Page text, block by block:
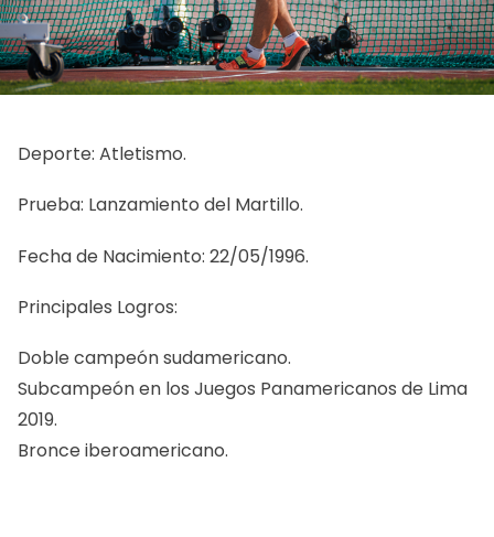
Deporte: Atletismo.
Prueba: Lanzamiento del Martillo.
Fecha de Nacimiento: 22/05/1996.
Principales Logros:
Doble campeón sudamericano.
Subcampeón en los Juegos Panamericanos de Lima
2019.
Bronce iberoamericano.